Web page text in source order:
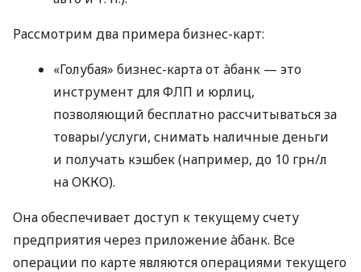
Рассмотрим два примера бизнес-карт:
«Голубая» бизнес-карта от àбанк — это
инструмент для ФЛП и юрлиц,
позволяющий бесплатно рассчитываться за
товары/услуги, снимать наличные деньги
и получать кэшбек (например, до 10 грн/л
на ОККО).
Она обеспечивает доступ к текущему счету
предприятия через приложение àбанк. Все
операции по карте являются операциями текущего